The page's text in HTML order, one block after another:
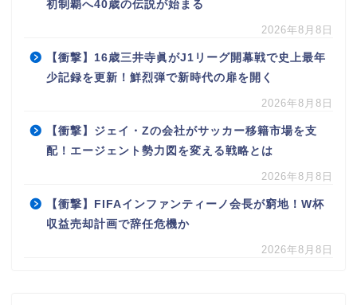
初制覇へ40歳の伝説が始まる
2026年8月8日
【衝撃】16歳三井寺眞がJ1リーグ開幕戦で史上最年
少記録を更新！鮮烈弾で新時代の扉を開く
2026年8月8日
【衝撃】ジェイ・Zの会社がサッカー移籍市場を支
配！エージェント勢力図を変える戦略とは
2026年8月8日
【衝撃】FIFAインファンティーノ会長が窮地！W杯
収益売却計画で辞任危機か
2026年8月8日